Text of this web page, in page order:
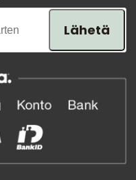
Lähetä